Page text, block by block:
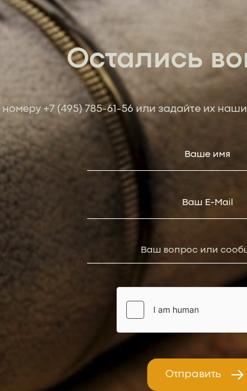
Остались
номеру +7 (495) 785-61-56или задайте их
Отправить